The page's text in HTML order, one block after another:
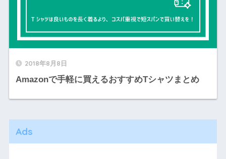
2018年8月8日
Amazonで手軽に買えるおすすめTシャツまとめ
Ads